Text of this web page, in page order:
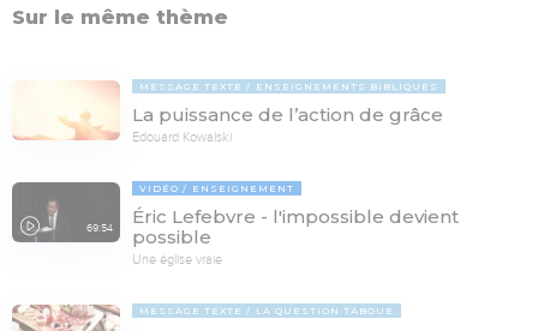
Sur le même thème
MESSAGE TEXTE ENSEIGNEMENTS BIBLIQUES
La puissance de l’action de grâce
Edouard Kowalski
69:54
VIDÉO ENSEIGNEMENT
Éric Lefebvre - l'impossible devient
possible
Une église vraie
MESSAGE TEXTE LA QUESTION TABOUE